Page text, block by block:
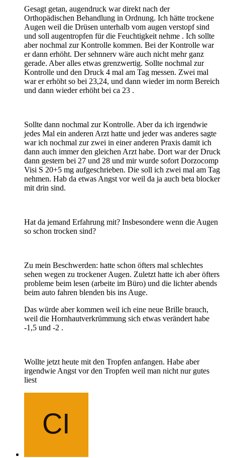
Gesagt getan, augendruck war direkt nach der
Orthopädischen Behandlung in Ordnung. Ich hätte trockene
Augen weil die Drüsen unterhalb vom augen verstopf sind
und soll augentropfen für die Feuchtigkeit nehme . Ich sollte
aber nochmal zur Kontrolle kommen. Bei der Kontrolle war
er dann erhöht. Der sehnnerv wäre auch nicht mehr ganz
gerade. Aber alles etwas grenzwertig. Sollte nochmal zur
Kontrolle und den Druck 4 mal am Tag messen. Zwei mal
war er erhöht so bei 23,24, und dann wieder im norm Bereich
und dann wieder erhöht bei ca 23 .
Sollte dann nochmal zur Kontrolle. Aber da ich irgendwie
jedes Mal ein anderen Arzt hatte und jeder was anderes sagte
war ich nochmal zur zwei in einer anderen Praxis damit ich
dann auch immer den gleichen Arzt habe. Dort war der Druck
dann gestern bei 27 und 28 und mir wurde sofort Dorzocomp
Visi S 20+5 mg aufgeschrieben. Die soll ich zwei mal am Tag
nehmen. Hab da etwas Angst vor weil da ja auch beta blocker
mit drin sind.
Hat da jemand Erfahrung mit? Insbesondere wenn die Augen
so schon trocken sind?
Zu mein Beschwerden: hatte schon öfters mal schlechtes
sehen wegen zu trockener Augen. Zuletzt hatte ich aber öfters
probleme beim lesen (arbeite im Büro) und die lichter abends
beim auto fahren blenden bis ins Auge.
Das würde aber kommen weil ich eine neue Brille brauch,
weil die Hornhautverkrümmung sich etwas verändert habe
-1,5 und -2 .
Wollte jetzt heute mit den Tropfen anfangen. Habe aber
irgendwie Angst vor den Tropfen weil man nicht nur gutes
liest